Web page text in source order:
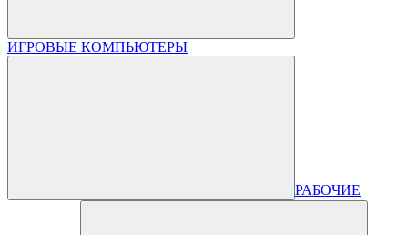
ИГРОВЫЕ КОМПЬЮТЕРЫ
РАБОЧИЕ